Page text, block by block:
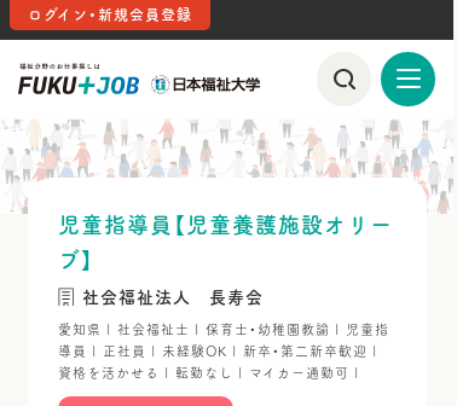
ログイン・新規会員登録
児童指導員【児童養護施設オリー
ブ】
社会福祉法人 長寿会
愛知県 | 社会福祉士 | 保育士・幼稚園教諭 | 児童指
導員 | 正社員 | 未経験OK | 新卒・第二新卒歓迎 |
資格を活かせる | 転勤なし | マイカー通勤可 |